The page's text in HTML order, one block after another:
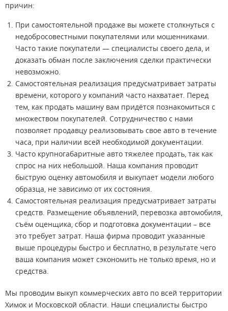
причин:
При самостоятельной продаже вы можете столкнуться с
недобросовестными покупателями или мошенниками.
Часто такие покупатели — специалисты своего дела, и
доказать обман после заключения сделки практически
невозможно.
Самостоятельная реализация предусматривает затраты
времени, которого у компаний часто нахватает. Перед
тем, как продать машину вам придётся познакомиться с
множеством покупателей. Сотрудничество с нами
позволяет продавцу реализовывать свое авто в течение
часа, при наличии всей необходимой документации.
Часто крупногабаритные авто тяжелее продать, так как
спрос на них небольшой. Наша компания проводит
быструю оценку автомобиля и выкупает модели любого
образца, не зависимо от их состояния.
Самостоятельная реализация предусматривает затраты
средств. Размещение объявлений, перевозка автомобиля,
съём оценщика, сбор и подготовка документации – все
это требует затрат. Наша фирма проводит указанные
выше процедуры быстро и бесплатно, в результате чего
ваша компания может сэкономить не только время, но и
средства.
Мы проводим выкуп коммерческих авто по всей территории
Химок и Московской области. Наши специалисты быстро